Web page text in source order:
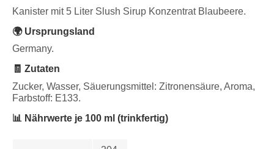
Kanister mit 5 Liter Slush Sirup Konzentrat Blaubeere.
🌍 Ursprungsland
Germany.
🧾 Zutaten
Zucker, Wasser, Säuerungsmittel: Zitronensäure, Aroma,
Farbstoff: E133.
📊 Nährwerte je 100 ml (trinkfertig)